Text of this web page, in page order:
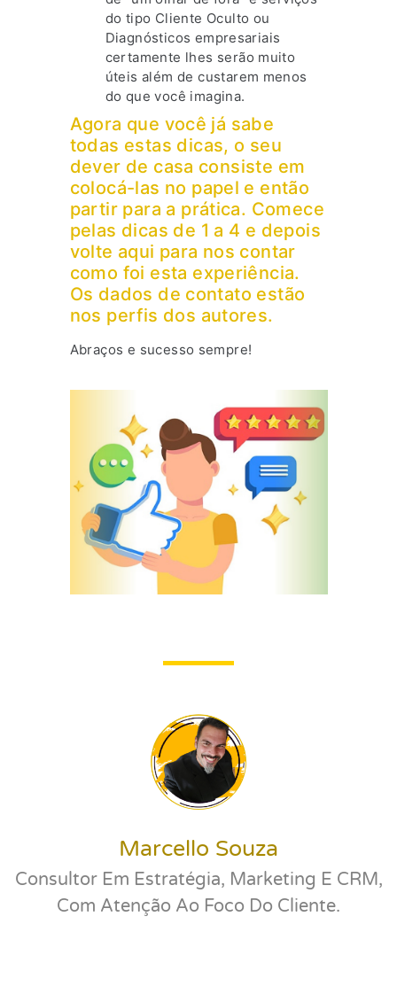
do tipo Cliente Oculto ou
Diagnósticos empresariais
certamente lhes serão muito
úteis além de custarem menos
do que você imagina.
Agora que você já sabe
todas estas dicas, o seu
dever de casa consiste em
colocá-las no papel e então
partir para a prática. Comece
pelas dicas de 1 a 4 e depois
volte aqui para nos contar
como foi esta experiência.
Os dados de contato estão
nos perfis dos autores.
Abraços e sucesso sempre!
Marcello Souza
Consultor Em Estratégia, Marketing E CRM,
Com Atenção Ao Foco Do Cliente.